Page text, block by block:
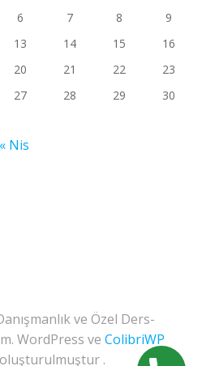
6 7 8
9
13 14 15
16
20 21 22
23
27 28 29
30
« Nis
ve Özel Ders-
WordPress ve ColibriWP
.